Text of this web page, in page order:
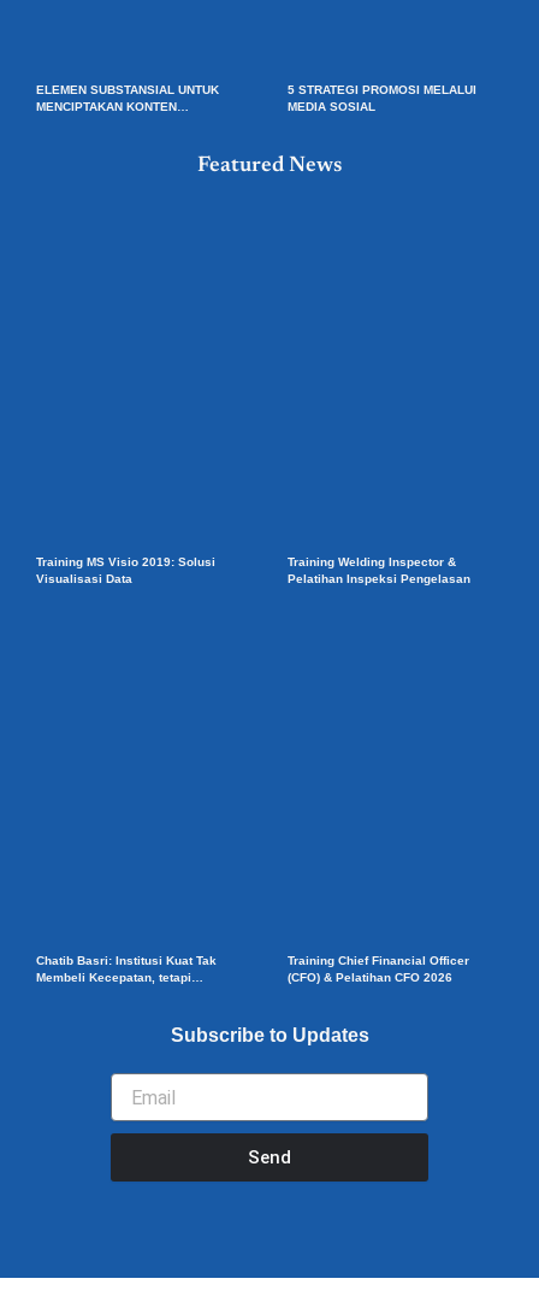
ELEMEN SUBSTANSIAL UNTUK
MENCIPTAKAN KONTEN
5 STRATEGI PROMOSI MELALUI
MEDIA SOSIAL
Featured News
Training MS Visio 2019: Solusi
Visualisasi Data
Training Welding Inspector &
Pelatihan Inspeksi Pengelasan
Chatib Basri: Institusi Kuat Tak
Membeli Kecepatan, tetapi
Training Chief Financial Officer
(CFO) & Pelatihan CFO 2026
Subscribe to Updates
Email
Send